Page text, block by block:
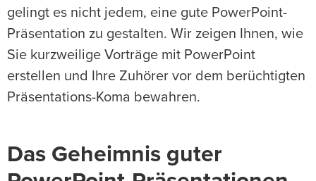
gelingt es nicht jedem, eine gute PowerPoint-
Präsentation zu gestalten. Wir zeigen Ihnen, wie
Sie kurzweilige Vorträge mit PowerPoint
erstellen und Ihre Zuhörer vor dem berüchtigten
Präsentations-Koma bewahren.
Das Geheimnis guter